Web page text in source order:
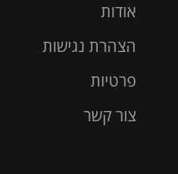
אודות
הצהרת נגישות
פרטיות
צור קשר